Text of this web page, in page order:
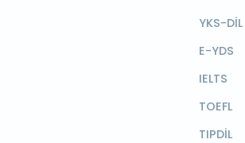
YKS-DİL
E-YDS
IELTS
TOEFL
TIPDİL